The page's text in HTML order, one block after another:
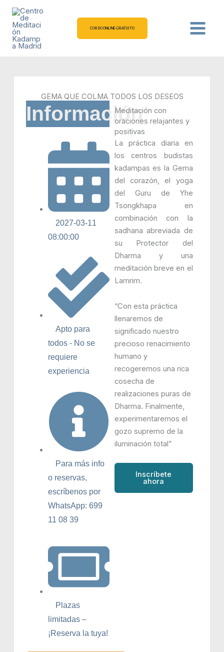
contenido
CURSO ONLINE GRATUITO
GEMA QUE COLMA TODOS LOS DESEOS
Información
2027-03-11
08:00:00
Apto para
todos - No se
requiere
experiencia
Para más info
o reservas,
escríbenos por
WhatsApp: 699
11 08 39
Plazas
limitadas –
¡Reserva la tuya!
Meditación con
oraciones relajantes y
positivas
La práctica diaria en
los centros budistas
kadampas es la Gema
del corazón, el yoga
del Guru de Yhe
Tsongkhapa en
combinación con la
sadhana abreviada de
su Protector del
Dharma y una
meditación breve en el
Lamrim.
“Con esta práctica
llenaremos de
significado nuestro
precioso renacimiento
humano y
recogeremos una rica
cosecha de
realizaciones puras de
Dharma. Finalmente,
experimentaremos el
gozo supremo de la
iluminación total”
Inscríbete
ahora